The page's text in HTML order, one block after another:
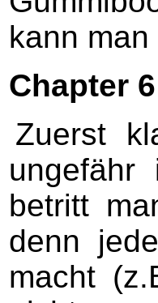
kann
Chapter
Zuerst
betritt
denn
macht